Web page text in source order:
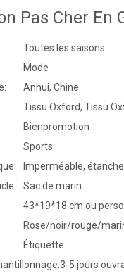
Pas Cher En
Toutes les saisons
Mode
Anhui, Chine
Tissu Oxford, Tissu
Bienpromotion
Sports
Imperméable, étanche
Sac de marin
43*19*18 cm ou
Rose/noir/rouge/
Étiquette
3-5 jours